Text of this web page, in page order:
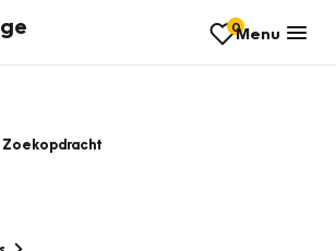
0Menu
Zoekopdracht